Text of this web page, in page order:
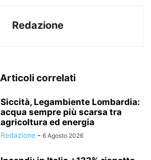
Redazione
Articoli correlati
Siccità, Legambiente Lombardia:
acqua sempre più scarsa tra
agricoltura ed energia
Redazione - 6 Agosto 2026